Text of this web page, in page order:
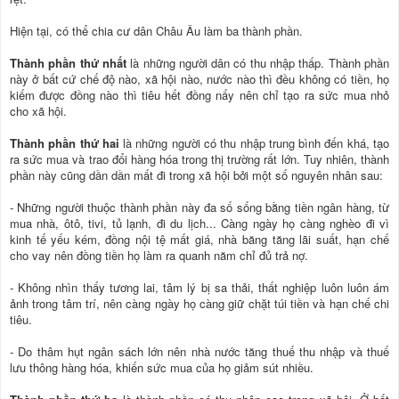
Hiện tại, có thể chia cư dân Châu Âu làm ba thành phần.
Thành phần thứ nhấtlà những người dân có thu nhập thấp. Thành phần
này ở bất cứ chế độ nào, xã hội nào, nước nào thì đều không có tiền, họ
kiếm được đồng nào thì tiêu hết đồng nấy nên chỉ tạo ra sức mua nhỏ
cho xã hội.
Thành phần thứ hai là những người có thu nhập trung bình đến khá, tạo
ra sức mua và trao đổi hàng hóa trong thị trường rất lớn. Tuy nhiên, thành
phần này cũng dần dần mất đi trong xã hội bởi một số nguyên nhân sau:
- Những người thuộc thành phần này đa số sống bằng tiền ngân hàng, từ
mua nhà, ôtô, tivi, tủ lạnh, đi du lịch... Càng ngày họ càng nghèo đi vì
kinh tế yếu kém, đồng nội tệ mất giá, nhà băng tăng lãi suất, hạn chế
cho vay nên đồng tiền họ làm ra quanh năm chỉ đủ trả nợ.
- Không nhìn thấy tương lai, tâm lý bị sa thải, thất nghiệp luôn luôn ám
ảnh trong tâm trí, nên càng ngày họ càng giữ chặt túi tiền và hạn chế chi
tiêu.
- Do thâm hụt ngân sách lớn nên nhà nước tăng thuế thu nhập và thuế
lưu thông hàng hóa, khiến sức mua của họ giảm sút nhiều.